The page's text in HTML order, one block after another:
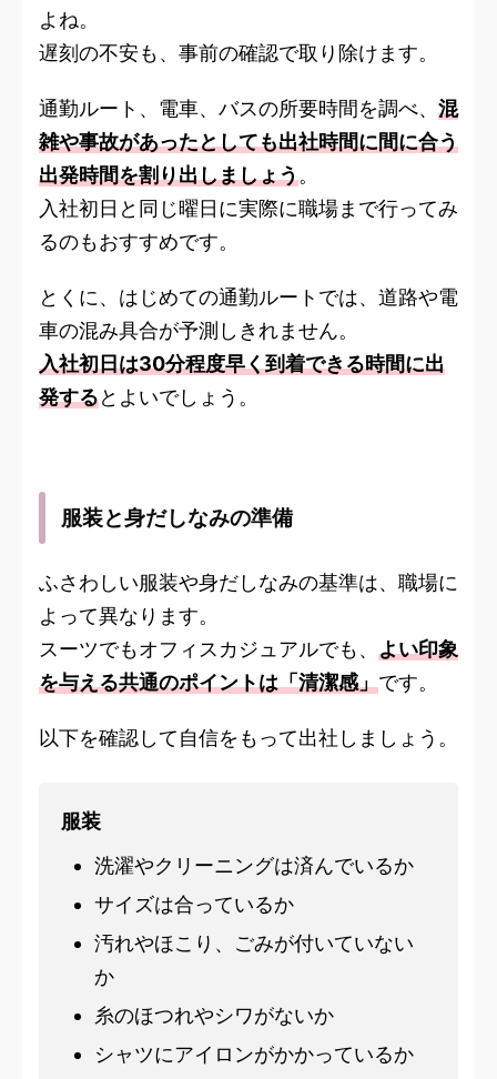
よね。
遅刻の不安も、事前の確認で取り除けます。
通勤ルート、電車、バスの所要時間を調べ、 混
雑や事故があったとしても出社時間に間に合う
出発時間を割り出しましょう。
入社初日と同じ曜日に実際に職場まで行ってみ
るのもおすすめです。
とくに、はじめての通勤ルートでは、道路や電
車の混み具合が予測しきれません。
入社初日は30分程度早く到着できる時間に出
発するとよいでしょう。
服装と身だしなみの準備
ふさわしい服装や身だしなみの基準は、職場に
よって異なります。
スーツでもオフィスカジュアルでも、 よい印象
を与える共通のポイントは「清潔感」です。
以下を確認して自信をもって出社しましょう。
服装
洗濯やクリーニングは済んでいるか
サイズは合っているか
汚れやほこり、ごみが付いていない
か
糸のほつれやシワがないか
シャツにアイロンがかかっているか